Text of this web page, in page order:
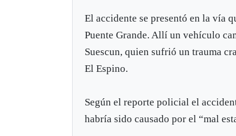
El accidente se presentó en la vía
Puente Grande. Allí un vehículo
Suescun, quien sufrió un trauma
El Espino.
Según el reporte policial el
habría sido causado por el “mal